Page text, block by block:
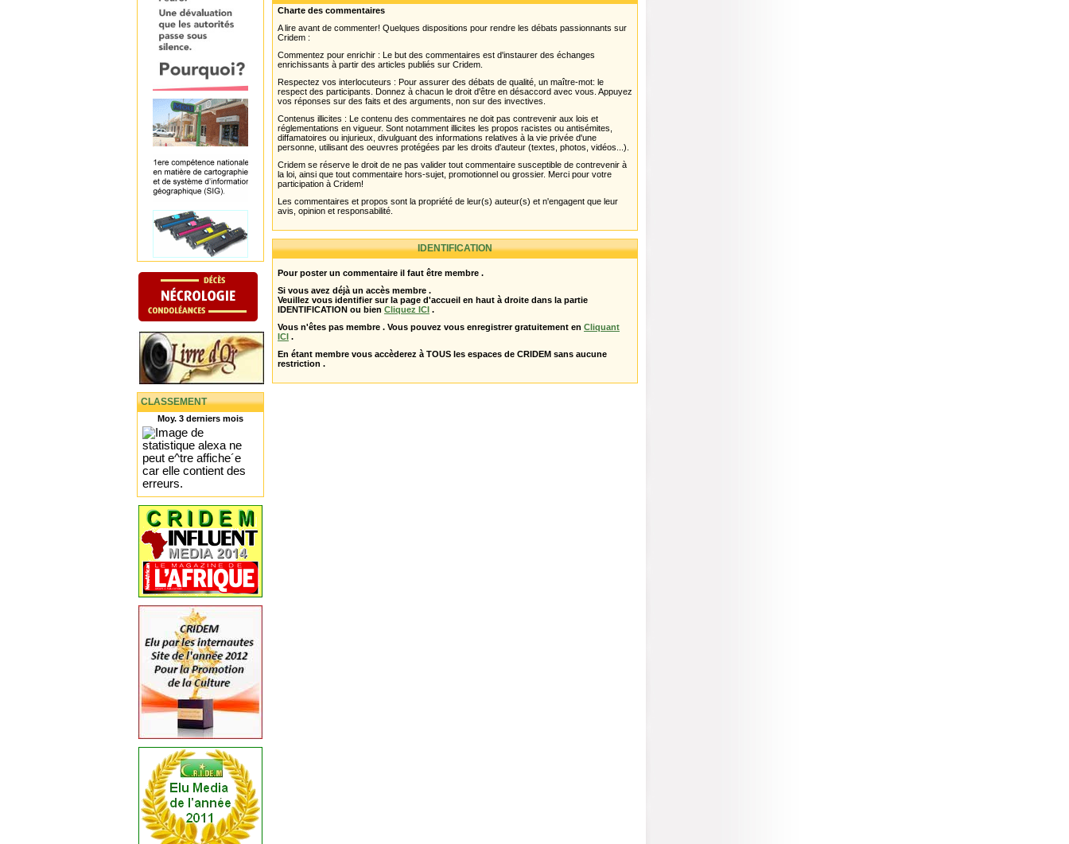
CLASSEMENT
Moy. 3 derniers mois
Charte des commentaires
A lire avant de commenter! Quelques dispositions pour rendre les débats passionnants sur
Cridem :
Commentez pour enrichir : Le but des commentaires est d'instaurer des échanges
enrichissants à partir des articles publiés sur Cridem.
Respectez vos interlocuteurs : Pour assurer des débats de qualité, un maître-mot: le
respect des participants. Donnez à chacun le droit d'être en désaccord avec vous. Appuyez
vos réponses sur des faits et des arguments, non sur des invectives.
Contenus illicites : Le contenu des commentaires ne doit pas contrevenir aux lois et
réglementations en vigueur. Sont notamment illicites les propos racistes ou antisémites,
diffamatoires ou injurieux, divulguant des informations relatives à la vie privée d'une
personne, utilisant des oeuvres protégées par les droits d'auteur (textes, photos, vidéos...).
Cridem se réserve le droit de ne pas valider tout commentaire susceptible de contrevenir à
la loi, ainsi que tout commentaire hors-sujet, promotionnel ou grossier. Merci pour votre
participation à Cridem!
Les commentaires et propos sont la propriété de leur(s) auteur(s) et n'engagent que leur
avis, opinion et responsabilité.
IDENTIFICATION
Pour poster un commentaire il faut être membre .
Si vous avez déjà un accès membre .
Veuillez vous identifier sur la page d'accueil en haut à droite dans la partie
IDENTIFICATION ou bien Cliquez ICI .
Vous n'êtes pas membre . Vous pouvez vous enregistrer gratuitement en Cliquant
ICI .
En étant membre vous accèderez à TOUS les espaces de CRIDEM sans aucune
restriction .